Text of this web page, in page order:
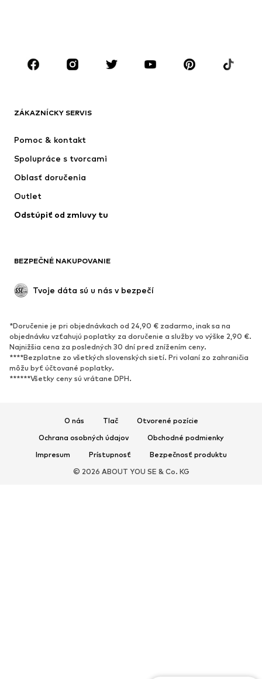
Doplnky
Premium
Nové
Bundy
Bielizeň
Kabáty
Plavky
Upcyklácia
Nové
Obľúbené
Tenisky
Členkové čižmy
Topánky na vysokom podpätku
Sandále
Papuče
Exkluzívne
ZÁKAZNÍCKY SERVIS
Pomoc & kontakt
Spolupráce s tvorcami
Oblasť doručenia
Outlet
Odstúpiť od zmluvy tu
BEZPEČNÉ NAKUPOVANIE
Tvoje dáta sú u nás v bezpečí
*Doručenie je pri objednávkach od 24,90 € zadarmo, inak sa na
objednávku vzťahujú poplatky za doručenie a služby vo výške 2,90 €.
Najnižšia cena za posledných 30 dní pred znížením ceny.
****Bezplatne zo všetkých slovenských sietí. Pri volaní zo zahraničia
môžu byť účtované poplatky.
******Všetky ceny sú vrátane DPH.
O nás Tlač
Otvorené pozície
Ochrana osobných údajov
Obchodné podmienky
Impresum
Prístupnosť
Bezpečnosť produktu
© 2026 ABOUT YOU SE & Co. KG